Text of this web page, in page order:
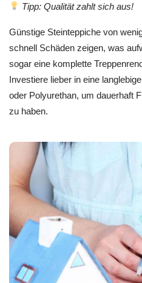
Tipp: Qualität zahlt sich aus!
Günstige Steinteppiche von
schnell Schäden zeigen, was
sogar eine komplette
Investiere lieber in eine
oder Polyurethan, um dauerhaft
zu haben.